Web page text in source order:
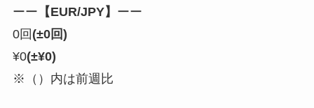
ーー 【EUR/JPY】 ーー
0回 (±0回)
¥0(±¥0)
※（）内は前週比